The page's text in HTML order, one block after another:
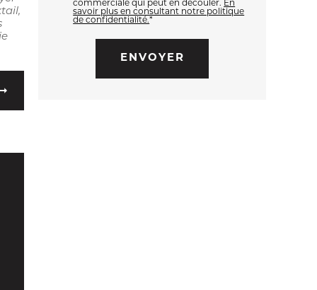
commerciale qui peut en découler. En
savoir plus en consultant notre politique
de confidentialité.*